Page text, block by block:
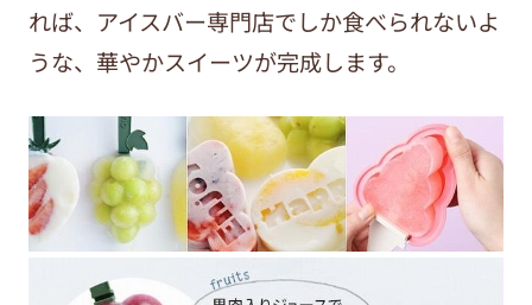
れば、アイスバー専門店でしか食べられないよ
うな、華やかスイーツが完成します。